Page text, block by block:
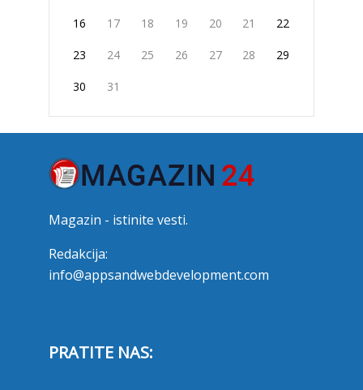
16 17 18 19 20 21 22
23 24 25 26 27 28 29
30 31
Magazin - istinite vesti.
Redakcija:
info@appsandwebdevelopment.com
PRATITE NAS: